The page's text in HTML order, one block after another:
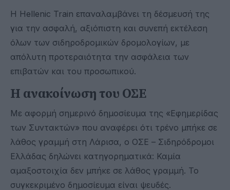
Η Hellenic Train επαναλαμβάνει τη δέσμευσή της
για την ασφαλή, αξιόπιστη και συνεπή εκτέλεση
όλων των σιδηροδρομικών δρομολογίων, με
απόλυτη προτεραιότητα την ασφάλεια των
επιβατών και του προσωπικού.
Η ανακοίνωση του ΟΣΕ
Με αφορμή σημερινό δημοσίευμα της «Εφημερίδας
των Συντακτών» που αναφέρει ότι τρένο μπήκε σε
λάθος γραμμή στη Λάρισα, ο ΟΣΕ – Σιδηρόδρομοι
Ελλάδας δηλώνει κατηγορηματικά: Καμία
αμαξοστοιχία δεν μπήκε σε λάθος γραμμή. Το
συγκεκριμένο δημοσίευμα είναι ψευδές.